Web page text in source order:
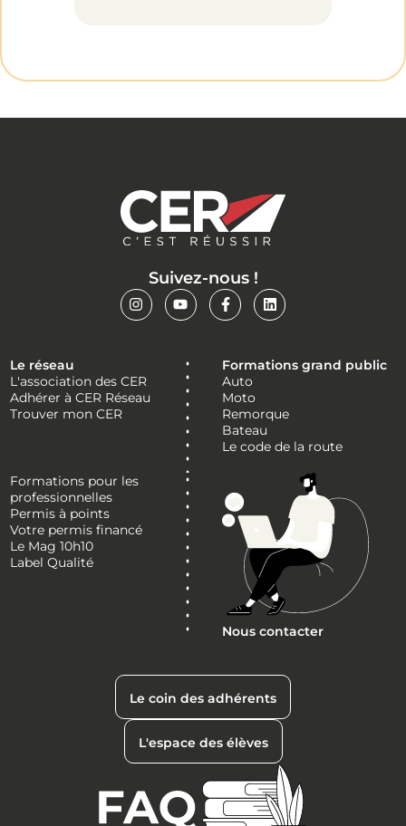
Suivez-nous !
Le réseau
L'association des CER
Adhérer à CER Réseau
Trouver mon CER
Formations grand public
Auto
Moto
Remorque
Bateau
Le code de la route
Formations pour les
professionnelles
Permis à points
Votre permis financé
Le Mag 10h10
Label Qualité
Nous contacter
Le coin des adhérents
L'espace des élèves